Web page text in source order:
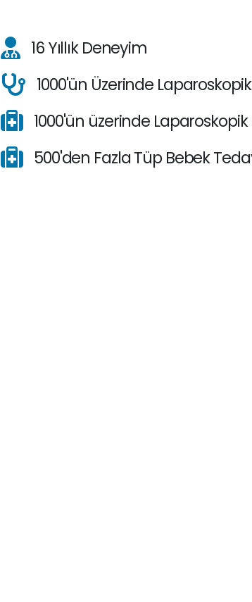
16 Yıllık Deneyim
1000'ün Üzerinde
1000'ün üzerinde
500'den Fazla Tüp Bebek